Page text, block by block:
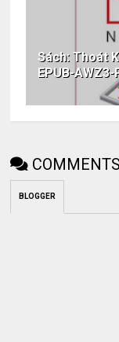
Sách: Thoát
EPUB-AWZ3-
COMMENTS
BLOGGER